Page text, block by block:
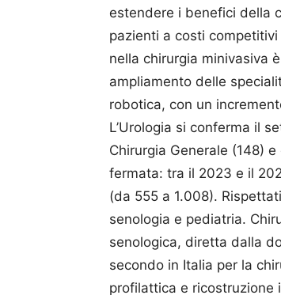
estendere i benefici della
pazienti a costi
nella chirurgia minivasiva
ampliamento delle
robotica, con un
L’Urologia si conferma il
Chirurgia Generale (148)
fermata: tra il 2023 e il
(da 555 a 1.008).
senologia e pediatria.
senologica, diretta dalla
secondo in Italia per la
profilattica e ricostruzione